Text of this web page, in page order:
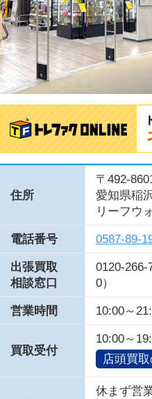
住所
〒492-
愛知県稲
リーフウ
電話番号 0587-89-
出張買取
相談窓口
0120-266-
0）
営業時間 10:00～
買取受付
10:00～
店頭買
休まず営